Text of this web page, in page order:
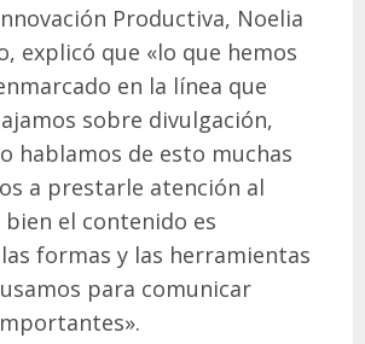
Productiva, Noelia
explicó que «lo que hemos
en la línea que
sobre divulgación,
hablamos de esto muchas
a prestarle atención al
el contenido es
formas y las herramientas
para comunicar